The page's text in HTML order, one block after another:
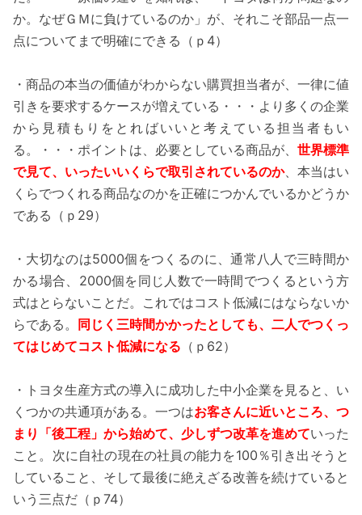
か。なぜＧＭに負けているのか」が、それこそ部品一点一
点についてまで明確にできる（ｐ4）
・商品の本当の価値がわからない購買担当者が、一律に値
引きを要求するケースが増えている・・・より多くの企業
から見積もりをとればいいと考えている担当者もい
る。・・・ポイントは、必要としている商品が、 世界標準
で見て、いったいいくらで取引されているのか、本当はい
くらでつくれる商品なのかを正確につかんでいるかどうか
である（ｐ29）
・大切なのは5000個をつくるのに、通常八人で三時間か
かる場合、2000個を同じ人数で一時間でつくるという方
式はとらないことだ。これではコスト低減にはならないか
らである。
同じく三時間かかったとしても、二人でつくっ
てはじめてコスト低減になる （ｐ62）
・トヨタ生産方式の導入に成功した中小企業を見ると、い
くつかの共通項がある。一つはお客さんに近いところ、つ
まり「後工程」から始めて、少しずつ改革を進めていった
こと。次に自社の現在の社員の能力を100％引き出そうと
していること、そして最後に絶えざる改善を続けていると
いう三点だ（ｐ74）